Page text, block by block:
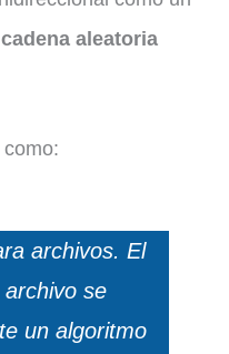
cadena aleatoria
archivos. El
se
un algoritmo